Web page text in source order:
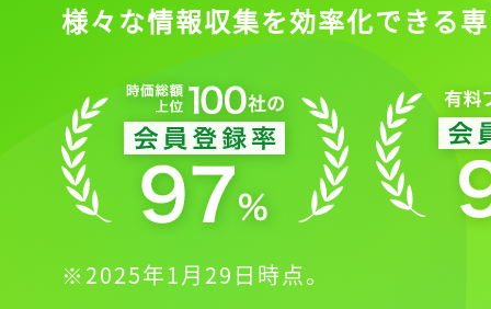
様々な情報収集を効率化できる
※2025年1月29日時点。